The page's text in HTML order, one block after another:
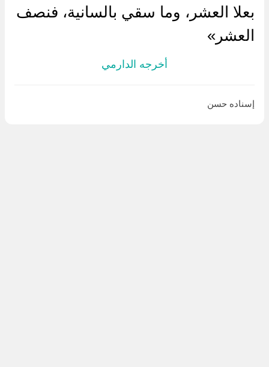
بعلا العشر، وما سقي بالسانية، فنصف
العشر»
أخرجه الدارمي
إسناده حسن